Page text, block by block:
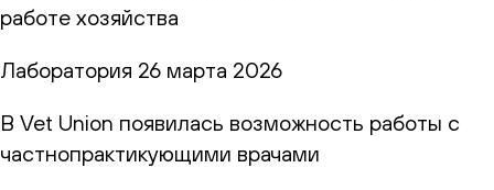
работе хозяйства
Лаборатория 26 марта 2026
В Vet Union появилась возможность работы с
частнопрактикующими врачами